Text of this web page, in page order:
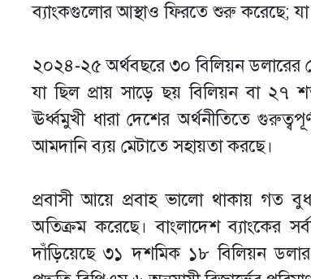
ব্যাংকগুলোর আস্থাও ফিরতে শুরু করেছে; যা
২০২৪-২৫ অর্থবছরে ৩০ বিলিয়ন ডলারের
যা ছিল প্রায় সাড়ে ছয় বিলিয়ন বা ২৭
ঊর্ধ্বমুখী ধারা দেশের অর্থনীতিতে
আমদানি ব্যয় মেটাতে সহায়তা করছে।
প্রবাসী আয়ে প্রবাহ ভালো থাকায় গত
অতিক্রম করেছে। বাংলাদেশ ব্যাংকের
দাঁড়িয়েছে ৩১ দশমিক ১৮ বিলিয়ন